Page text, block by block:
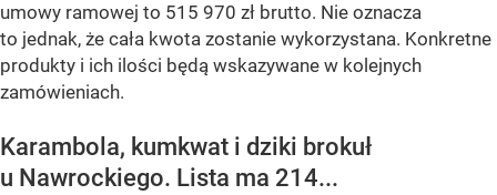
umowy ramowej to 515 970 zł brutto. Nie oznacza
to jednak, że cała kwota zostanie wykorzystana. Konkretne
produkty i ich ilości będą wskazywane w kolejnych
zamówieniach.
Karambola, kumkwat i dziki brokuł
u Nawrockiego. Lista ma 214...